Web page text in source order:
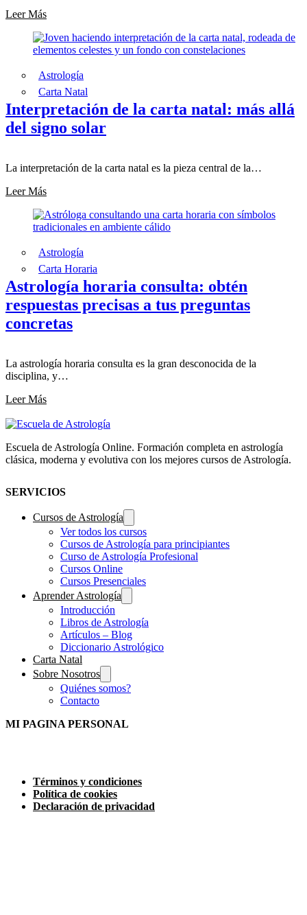
Leer Más
Astrología
Carta Natal
Interpretación de la carta natal: más allá
del signo solar
La interpretación de la carta natal es la pieza central de la…
Leer Más
Astrología
Carta Horaria
Astrología horaria consulta: obtén
respuestas precisas a tus preguntas
concretas
La astrología horaria consulta es la gran desconocida de la
disciplina, y…
Leer Más
Escuela de Astrología Online. Formación completa en astrología
clásica, moderna y evolutiva con los mejores cursos de Astrología.
SERVICIOS
Cursos de Astrología
Ver todos los cursos
Cursos de Astrología para principiantes
Curso de Astrología Profesional
Cursos Online
Cursos Presenciales
Aprender Astrología
Introducción
Libros de Astrología
Artículos – Blog
Diccionario Astrológico
Carta Natal
Sobre Nosotros
Quiénes somos?
Contacto
MI PAGINA PERSONAL
Términos y condiciones
Política de cookies
Declaración de privacidad